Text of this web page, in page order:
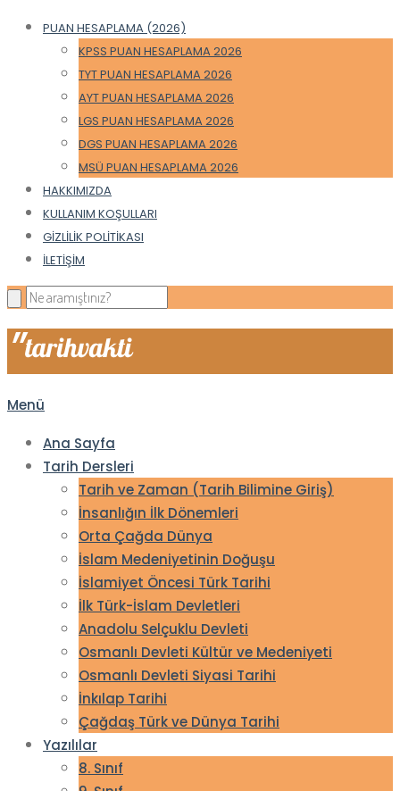
PUAN HESAPLAMA (2026)
KPSS PUAN HESAPLAMA 2026
TYT PUAN HESAPLAMA 2026
AYT PUAN HESAPLAMA 2026
LGS PUAN HESAPLAMA 2026
DGS PUAN HESAPLAMA 2026
MSÜ PUAN HESAPLAMA 2026
HAKKIMIZDA
KULLANIM KOŞULLARI
GIZLILIK POLITIKASI
İLETIŞIM
Menü
Ana Sayfa
Tarih Dersleri
Tarih ve Zaman (Tarih Bilimine Giriş)
İnsanlığın İlk Dönemleri
Orta Çağda Dünya
İslam Medeniyetinin Doğuşu
İslamiyet Öncesi Türk Tarihi
İlk Türk-İslam Devletleri
Anadolu Selçuklu Devleti
Osmanlı Devleti Kültür ve Medeniyeti
Osmanlı Devleti Siyasi Tarihi
İnkılap Tarihi
Çağdaş Türk ve Dünya Tarihi
Yazılılar
8. Sınıf